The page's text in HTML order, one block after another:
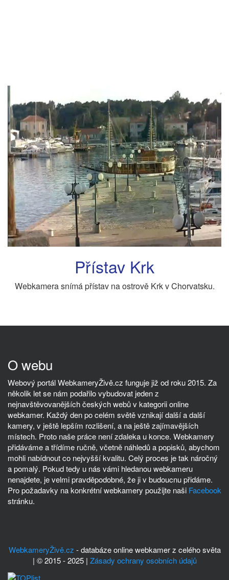
Přístav Krk
Webkamera snímá přístav na ostrově Krk v Chorvatsku.
O webu
Webový portál WebkameryŽivě.cz funguje již od roku 2015. Za
několik let se nám podařilo vybudovat jeden z
nejnavštěvovanějších českých webů v kategorii online
webkamer. Každý den po celém světě vznikají další a další
kamery, v ještě lepším rozlišení, a na ještě zajímavějších
místech. Proto naše práce není zdaleka u konce. Webkamery
přidáváme a třídíme ručně, včetně náhledů a popisků, abychom
mohli nabídnout co nejvyšší kvalitu. Celý proces je tak náročný
a pomalý. Pokud tedy u nás vámi hledanou webkameru
nenajdete, je velmi pravděpodobné, že ji v budoucnu přidáme.
Pro požadavky na konkrétní webkamery použijte naši Facebook
stránku.
WebkameryŽivě.cz - databáze online webkamer z celého světa
| © 2015 - 2025 | Zásady ochrany osobních údajů